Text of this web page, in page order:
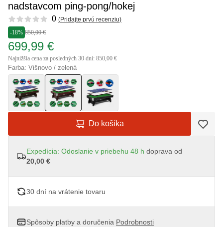
nadstavcom ping-pong/hokej
Reviews 0 (Pridajte prvú recenziu)
-18% 850,00 €
699,99 €
Najnižšia cena za posledných 30 dní: 850,00 €
Farba: Višnovo / zelená
Do košíka
Expedícia: Odoslanie v priebehu 48 h doprava od
20,00 €
30 dní na vrátenie tovaru
Spôsoby platby a doručenia Podrobnosti